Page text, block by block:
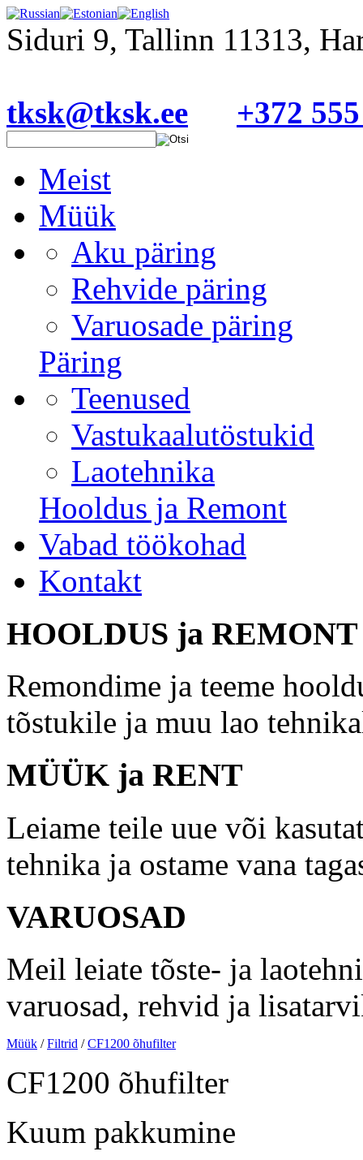
Siduri 9, Tallinn 11313,
tksk@tksk.ee
+372
Meist
Müük
Aku päring
Rehvide päring
Varuosade päring
Päring
Teenused
Vastukaalutöstukid
Laotehnika
Hooldus ja Remont
Vabad töökohad
Kontakt
HOOLDUS ja REMONT
Remondime ja teeme
tõstukile ja muu lao
MÜÜK ja RENT
Leiame teile uue või
tehnika ja ostame vana
VARUOSAD
Meil leiate tõste- ja
varuosad, rehvid ja
Müük /Filtrid /CF1200 õhufilter
CF1200 õhufilter
Kuum pakkumine